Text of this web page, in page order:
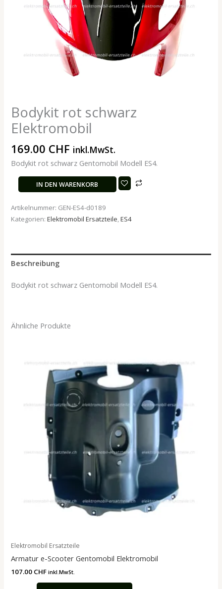
Bodykit rot schwarz
Elektromobil
169.00 CHF inkl.MwSt.
Bodykit rot schwarz Gentomobil Modell ES4.
IN DEN WARENKORB
Artikelnummer: GEN-ES4-d0189
Kategorien:Elektromobil Ersatzteile,ES4
Beschreibung
Bodykit rot schwarz Gentomobil Modell ES4.
Ähnliche Produkte
Elektromobil Ersatzteile
Armatur e-Scooter Gentomobil Elektromobil
107.00 CHF inkl.MwSt.